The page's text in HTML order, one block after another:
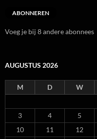
ABONNEREN
Voeg je bij 8 andere abonnees
AUGUSTUS 2026
M D W
3
4 5
10
11 12